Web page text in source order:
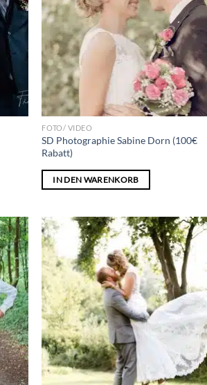
FOTO/ VIDEO
SD Photographie Sabine Dorn (100€
Rabatt)
IN DEN WARENKORB